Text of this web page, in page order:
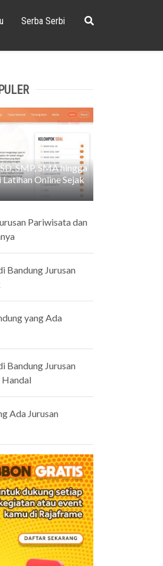
Serba Serbi
SMP, SMA hingga
Online Sejak
Pariwisata dan
Bandung Jurusan
yang Ada
Bandung Jurusan
Ada Jurusan